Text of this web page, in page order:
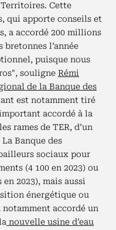
Cette
qui apporte conseils et
a accordé 200 millions
l’année
puisque nous
souligne Rémi
de la Banque des
est notamment tiré
accordé à la
rames de TER, d’un
Banque des
sociaux pour
(4 100 en 2023) ou
2023), mais aussi
énergétique ou
notamment accordé un
nouvelle usine d’eau